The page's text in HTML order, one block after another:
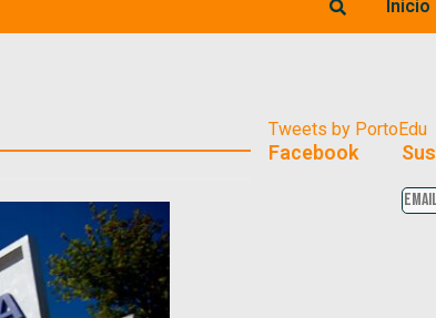
Inicio
Tweets by PortoEdu
Facebook